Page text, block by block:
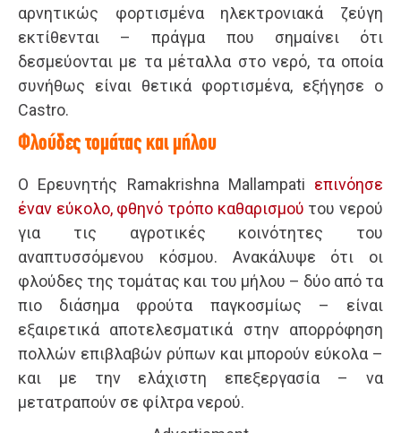
αρνητικώς φορτισμένα ηλεκτρονιακά ζεύγη
εκτίθενται – πράγμα που σημαίνει ότι
δεσμεύονται με τα μέταλλα στο νερό, τα οποία
συνήθως είναι θετικά φορτισμένα, εξήγησε ο
Castro.
Φλούδες τομάτας και μήλου
Ο Ερευνητής Ramakrishna Mallampati επινόησε
έναν εύκολο, φθηνό τρόπο καθαρισμού του νερού
για τις αγροτικές κοινότητες του
αναπτυσσόμενου κόσμου. Ανακάλυψε ότι οι
φλούδες της τομάτας και του μήλου – δύο από τα
πιο διάσημα φρούτα παγκοσμίως – είναι
εξαιρετικά αποτελεσματικά στην απορρόφηση
πολλών επιβλαβών ρύπων και μπορούν εύκολα –
και με την ελάχιστη επεξεργασία – να
μετατραπούν σε φίλτρα νερού.